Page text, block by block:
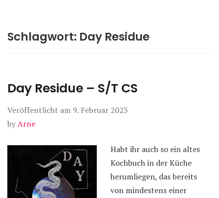
Schlagwort: Day Residue
Day Residue – S/T CS
Veröffentlicht am 9. Februar 2023
byArne
Habt ihr auch so ein altes
Kochbuch in der Küche
herumliegen, das bereits
von mindestens einer